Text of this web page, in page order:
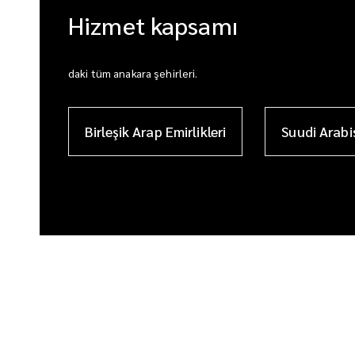
Hizmet kapsamı
daki tüm anakara şehirleri.
Birleşik Arap Emirlikleri Suudi